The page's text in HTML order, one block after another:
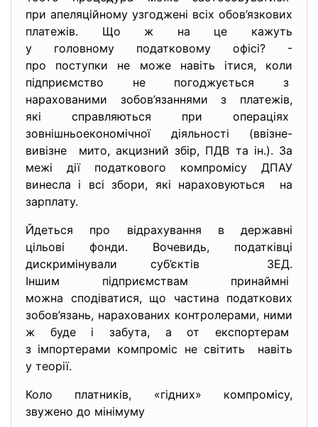
при апеляційному узгоджені всіх обов’язкових
платежів. Що ж на це кажуть
у головному податковому офісі? -
про поступки не може навіть iтися, коли
підприємство не погоджується з
нарахованими зобов’язаннями з платежів,
які справляються при операціях
зовнішньоекономічної діяльності (ввізне-
вивізне мито, акцизний збір, ПДВ та ін.). За
межі дії податкового компромісу ДПАУ
винесла і всі збори, які нараховуються на
зарплату.
Йдеться про відрахування в державні
цільові фонди. Вочевидь, податківці
дискримінували суб’єктів ЗЕД.
Іншим підприємствам принаймні
можна сподіватися, що частина податкових
зобов’язань, нарахованих контролерами, ними
ж буде і забута, а от експортерам
з імпортерами компроміс не світить навіть
у теорії.
Коло платників, «гідних» компромісу,
звужено до мінімуму